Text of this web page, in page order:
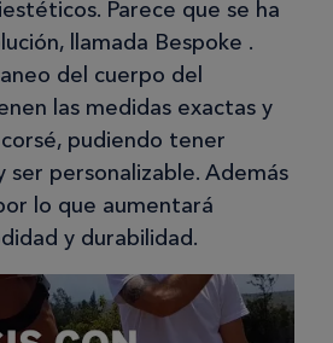
Parece que se ha
llamada Bespoke .
del cuerpo del
las medidas exactas y
pudiendo tener
ser personalizable. Además
lo que aumentará
y durabilidad.